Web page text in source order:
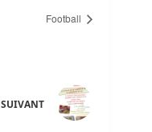
Football
SUIVANT